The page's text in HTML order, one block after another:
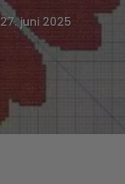
27. juni 2025